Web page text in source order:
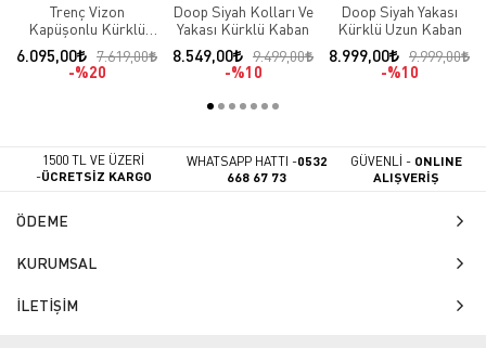
Trenç Vizon
Kapüşonlu Kürklü
Şişme Kaban
6.095,00
7.619,00
%20
Doop Siyah Kolları Ve
Yakası Kürklü Kaban
8.549,00
9.499,00
%10
Doop Siyah Yakası
Kürklü Uzun Kaban
8.999,00
9.999,00
%10
1500 TL VE ÜZERİ
-ÜCRETSİZ KARGO
WHATSAPP HATTI -0532
668 67 73
GÜVENLİ - ONLINE
ALIŞVERİŞ
ÖDEME
KURUMSAL
İLETİŞİM